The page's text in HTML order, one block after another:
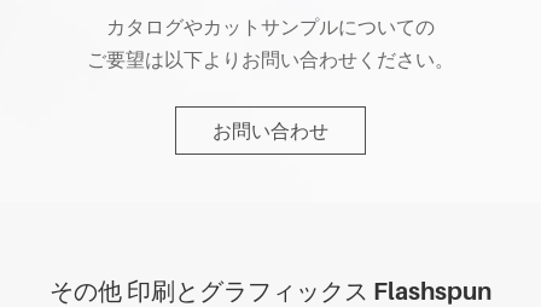
カタログやカットサンプルについての
ご要望は以下よりお問い合わせください。
お問い合わせ
その他 印刷とグラフィックス Flashspun